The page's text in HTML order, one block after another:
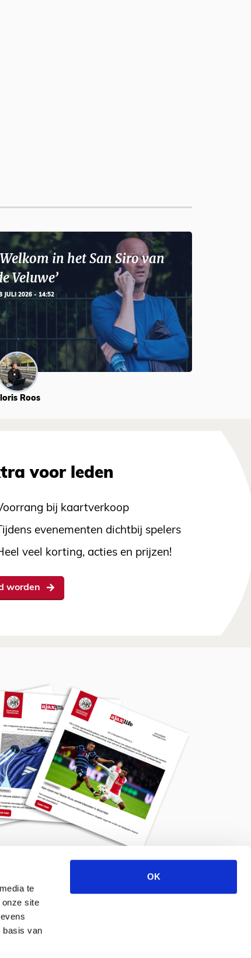
te
site
basis van
OK
in het San Siro van
Veluwe’
JULI 2026 - 14:52
Roos
voor leden
bij kaartverkoop
evenementen dichtbij spelers
veel korting, acties en prijzen!
worden
Meld je aan voor de nieuwsbrief